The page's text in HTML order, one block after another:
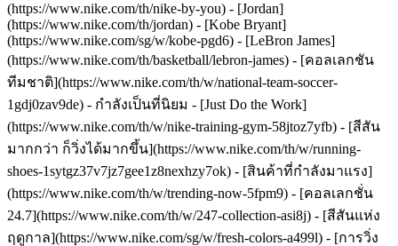
(https://www.nike.com/th/nike-by-you) - [Jordan]
(https://www.nike.com/th/jordan) - [Kobe Bryant]
(https://www.nike.com/sg/w/kobe-pgd6) - [LeBron James]
(https://www.nike.com/th/basketball/lebron-james) - [คอลเลกชัน
ทีมชาติ](https://www.nike.com/th/w/national-team-soccer-
1gdj0zav9de) - กำลังเป็นที่นิยม - [Just Do the Work]
(https://www.nike.com/th/w/nike-training-gym-58jtoz7yfb) - [สีสัน
มากกว่า ก็วิ่งได้มากขึ้น](https://www.nike.com/th/w/running-
shoes-1sytgz37v7jz7gee1z8nexhzy7ok) - [สินค้าที่กำลังมาแรง]
(https://www.nike.com/th/w/trending-now-5fpm9) - [คอลเลกชั่น
24.7](https://www.nike.com/th/w/247-collection-asi8j) - [สีสันแห่ง
ฤดูกาล](https://www.nike.com/sg/w/fresh-colors-a499l) - [การวิ่ง